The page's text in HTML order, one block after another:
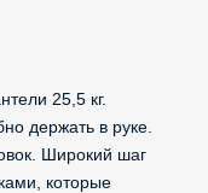
25,5 кг.
держать в руке.
Широкий шаг
которые